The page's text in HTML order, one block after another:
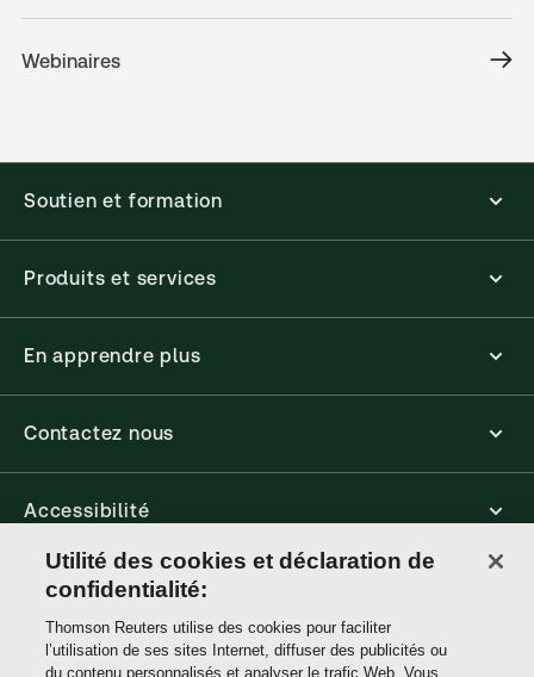
Webinaires
Soutien et formation
Produits et services
En apprendre plus
Contactez nous
Accessibilité
Connect
Thomson
Utilité des cookies et déclaration de
confidentialité:
Thomson Reuters utilise des cookies pour faciliter
l’utilisation de ses sites Internet, diffuser des publicités ou
du contenu personnalisés et analyser le trafic Web. Vous